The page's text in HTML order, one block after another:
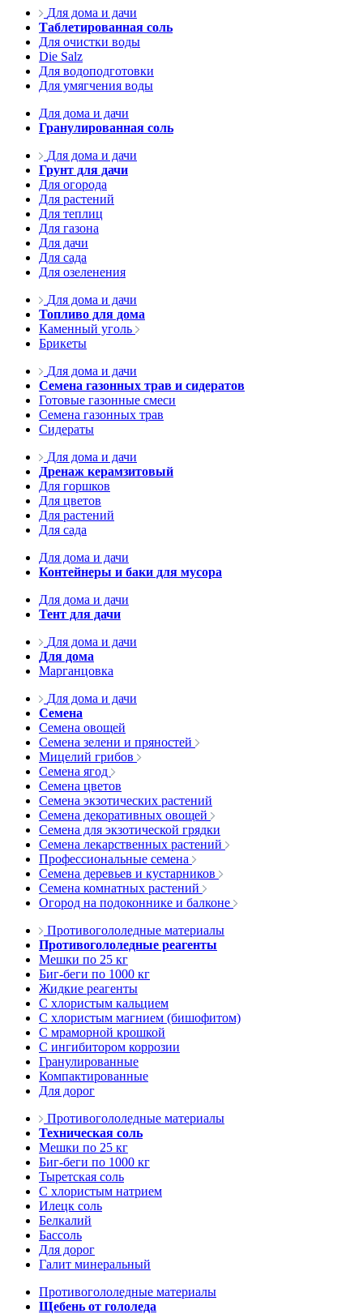
Для дома и дачи
Таблетированная соль
Для очистки воды
Die Salz
Для водоподготовки
Для умягчения воды
Для дома и дачи
Гранулированная соль
Для дома и дачи
Грунт для дачи
Для огорода
Для растений
Для теплиц
Для газона
Для дачи
Для сада
Для озеленения
Для дома и дачи
Топливо для дома
Каменный уголь
Брикеты
Для дома и дачи
Семена газонных трав и сидератов
Готовые газонные смеси
Семена газонных трав
Сидераты
Для дома и дачи
Дренаж керамзитовый
Для горшков
Для цветов
Для растений
Для сада
Для дома и дачи
Контейнеры и баки для мусора
Для дома и дачи
Тент для дачи
Для дома и дачи
Для дома
Марганцовка
Для дома и дачи
Семена
Семена овощей
Семена зелени и пряностей
Мицелий грибов
Семена ягод
Семена цветов
Семена экзотических растений
Семена декоративных овощей
Семена для экзотической грядки
Семена лекарственных растений
Профессиональные семена
Семена деревьев и кустарников
Семена комнатных растений
Огород на подоконнике и балконе
Противогололедные материалы
Противогололедные реагенты
Мешки по 25 кг
Биг-беги по 1000 кг
Жидкие реагенты
С хлористым кальцием
С хлористым магнием (бишофитом)
С мраморной крошкой
С ингибитором коррозии
Гранулированные
Компактированные
Для дорог
Противогололедные материалы
Техническая соль
Мешки по 25 кг
Биг-беги по 1000 кг
Тыретская соль
С хлористым натрием
Илецк соль
Белкалий
Бассоль
Для дорог
Галит минеральный
Противогололедные материалы
Щебень от гололеда